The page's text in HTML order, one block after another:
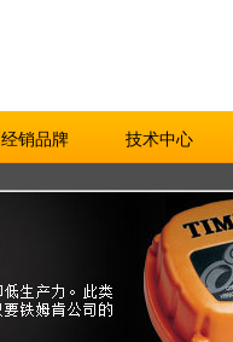
经销品牌 技术中心